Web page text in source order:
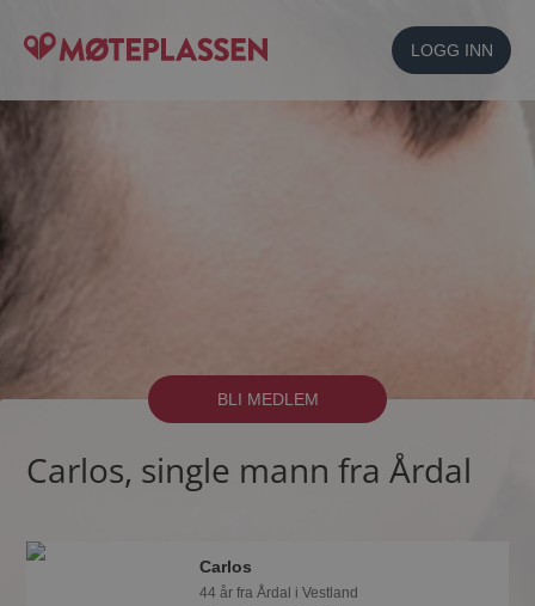
LOGG INN
BLI MEDLEM
Carlos, single mann fra Årdal
Carlos
44 år fra Årdal i Vestland